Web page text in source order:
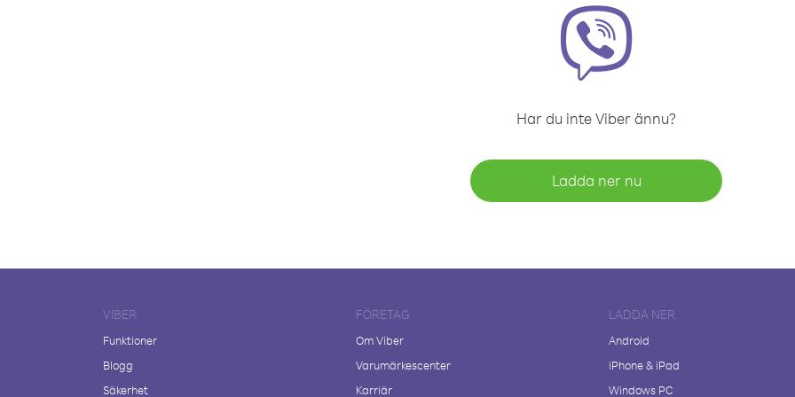
Har du inte Viber ännu?
Ladda ner nu
VIBER
Funktioner
Blogg
Säkerhet
FÖRETAG
Om Viber
Varumärkescenter
Karriär
LADDA NER
Android
iPhone & iPad
Windows PC